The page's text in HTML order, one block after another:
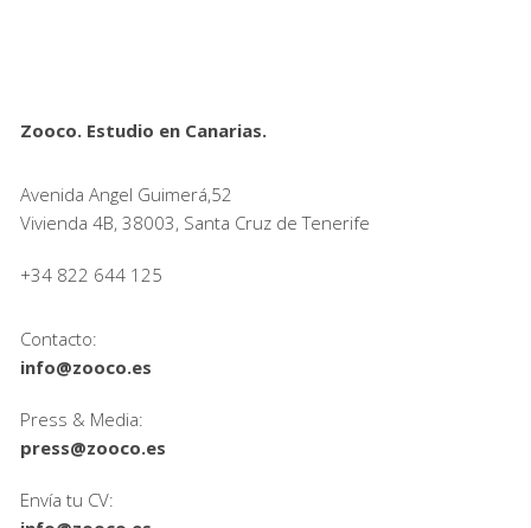
Zooco. Estudio en Canarias.
Avenida Angel Guimerá,52
Vivienda 4B, 38003, Santa Cruz de Tenerife
+34 822 644 125
Contacto:
info@zooco.es
Press & Media:
press@zooco.es
Envía tu CV: